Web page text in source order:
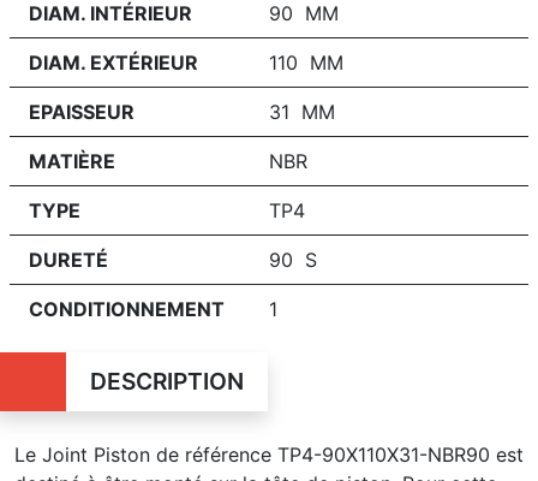
DIAM. INTÉRIEUR 90 MM
DIAM. EXTÉRIEUR 110 MM
EPAISSEUR 31 MM
MATIÈRE NBR
TYPE TP4
DURETÉ 90 S
CONDITIONNEMENT 1
DESCRIPTION
Le Joint Piston de référence TP4-90X110X31-NBR90 est